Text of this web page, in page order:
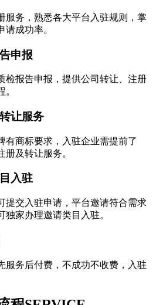
服务，熟悉各大平台入驻规则，掌
请成功率。
申报
检报告申报，提供公司转让、注册
让服务
有商标要求，入驻企业需提前了
册及转让服务。
入驻
提交入驻申请，平台邀请符合需求
独家办理邀请类目入驻。
服务后付费，不成功不收费，入驻